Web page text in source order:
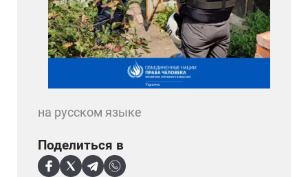
на русском языке
Поделиться в